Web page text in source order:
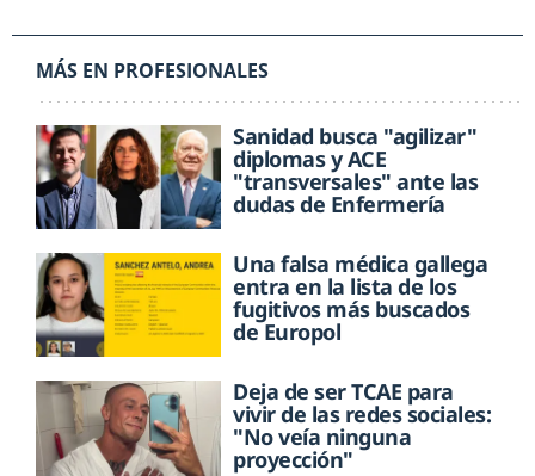
MÁS EN PROFESIONALES
Sanidad busca "agilizar"
diplomas y ACE
"transversales" ante las
dudas de Enfermería
Una falsa médica gallega
entra en la lista de los
fugitivos más buscados
de Europol
Deja de ser TCAE para
vivir de las redes sociales:
"No veía ninguna
proyección"